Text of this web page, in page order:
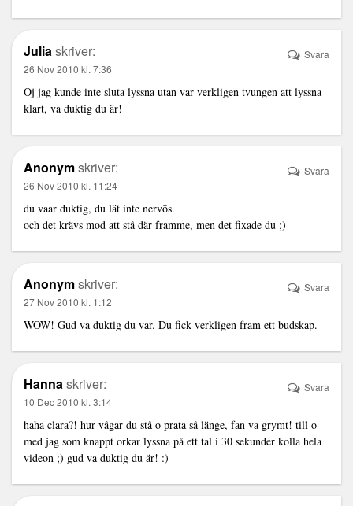
Juliaskriver:
26 Nov 2010 kl. 7:36
Oj jag kunde inte sluta lyssna utan var verkligen tvungen att lyssna
klart, va duktig du är!
Svara
Anonymskriver:
26 Nov 2010 kl. 11:24
du vaar duktig, du lät inte nervös.
och det krävs mod att stå där framme, men det fixade du ;)
Svara
Anonymskriver:
27 Nov 2010 kl. 1:12
WOW! Gud va duktig du var. Du fick verkligen fram ett budskap.
Svara
Hannaskriver:
10 Dec 2010 kl. 3:14
haha clara?! hur vågar du stå o prata så länge, fan va grymt! till o
med jag som knappt orkar lyssna på ett tal i 30 sekunder kolla hela
videon ;) gud va duktig du är! :)
Svara